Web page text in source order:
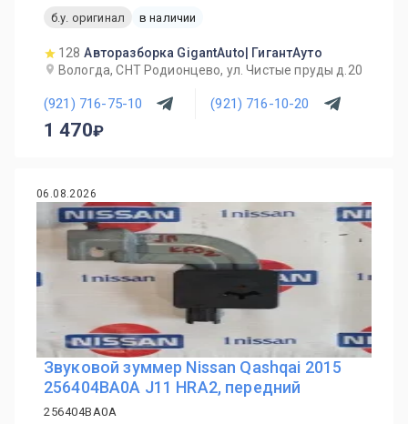
б.у. оригинал
в наличии
128 Авторазборка GigantAuto| ГигантАуто
Вологда, СНТ Родионцево, ул. Чистые пруды д.20
(921) 716-75-10 (921) 716-10-20
1 470
06.08.2026
Звуковой зуммер Nissan Qashqai 2015
256404BA0A J11 HRA2, передний
256404BA0A